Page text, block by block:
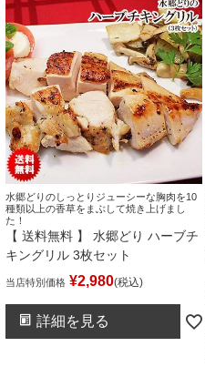
水郷どりのしっとりジューシーな胸肉を10
種類以上の香草をまぶして焼き上げまし
た！
【 送料無料 】 水郷どり ハーブチ
キングリル 3枚セット
当店特別価格 ¥2,980 税込
詳細を見る